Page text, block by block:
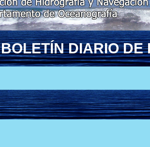
BOLETÍN DIARIO DE